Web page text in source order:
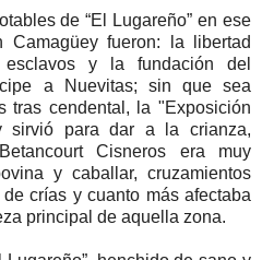
de “El Lugareño” en ese
fueron: la libertad
y la fundación del
a Nuevitas; sin que sea
tras cendental, la "Exposición
sirvió para dar a la crianza,
Cisneros era muy
y caballar, cruzamientos
crías y cuanto más afectaba
principal de aquella zona.